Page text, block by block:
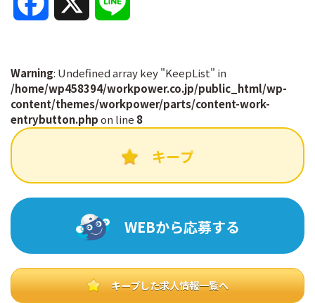
c
e
o
n
e
Warning: Undefined array key "KeepList" in
/home/wp458394/workpower.co.jp/public_html/wp-
content/themes/workpower/parts/content-work-
entrybutton.phpon line 8
キープ
WEBから応募する
キープした求人情報一覧へ